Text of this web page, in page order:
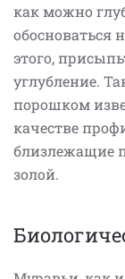
как можно
обосноваться
этого,
углубление.
порошком
качестве
близлежащие
золой.